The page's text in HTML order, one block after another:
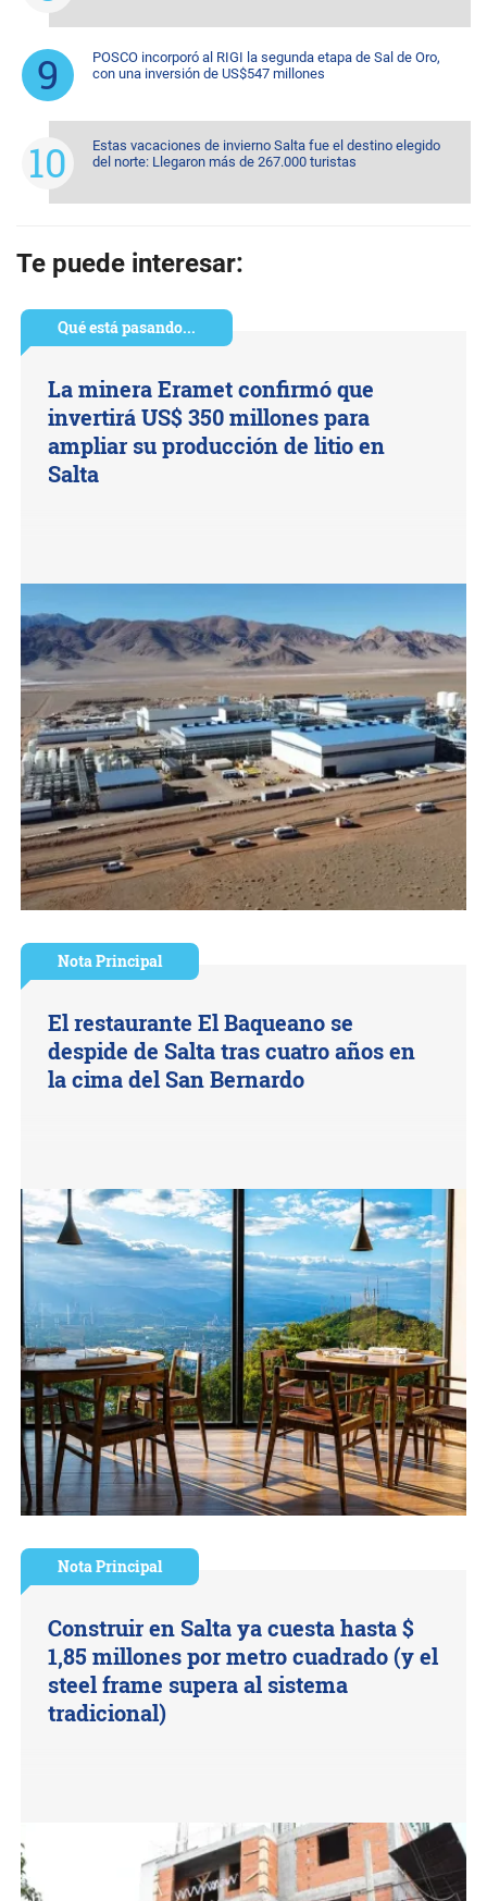
POSCO incorporó al RIGI la segunda etapa de Sal de Oro,
con una inversión de US$547 millones
Estas vacaciones de invierno Salta fue el destino elegido
del norte: Llegaron más de 267.000 turistas
Te puede interesar:
Qué está pasando...
La minera Eramet confirmó que
invertirá US$ 350 millones para
ampliar su producción de litio en
Salta
Nota Principal
El restaurante El Baqueano se
despide de Salta tras cuatro años en
la cima del San Bernardo
Nota Principal
Construir en Salta ya cuesta hasta $
1,85 millones por metro cuadrado (y el
steel frame supera al sistema
tradicional)